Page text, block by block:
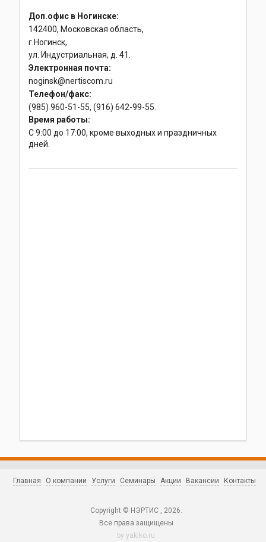
Доп.офис в Ногинске:
142400, Московская область,
г.Ногинск,
ул. Индустриальная, д. 41.
Электронная почта:
noginsk@nertiscom.ru
Телефон/факс:
(985) 960-51-55, (916) 642-99-55.
Время работы:
С 9:00 до 17:00, кроме выходных и праздничных
дней.
Главная О компании Услуги Семинары Акции Вакансии Контакты
Copyright © НЭРТИС , 2026.
Все права защищены
by yakiko.ru